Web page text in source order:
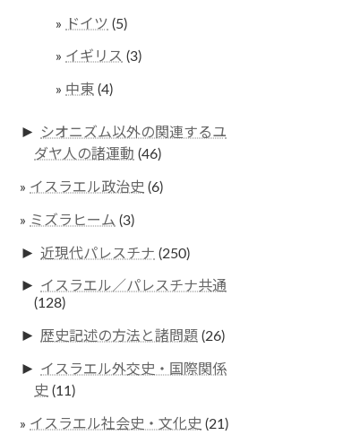
ドイツ (5)
イギリス (3)
中東 (4)
►
シオニズム以外の関連するユ
ダヤ人の諸運動 (46)
イスラエル政治史 (6)
ミズラヒーム (3)
► 近現代パレスチナ (250)
►
イスラエル／パレスチナ共通
(128)
► 歴史記述の方法と諸問題 (26)
►
イスラエル外交史・国際関係
史 (11)
イスラエル社会史・文化史 (21)